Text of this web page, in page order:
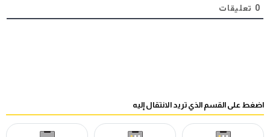
0 تعليقات
اضغط على القسم الذي تريد الانتقال إليه